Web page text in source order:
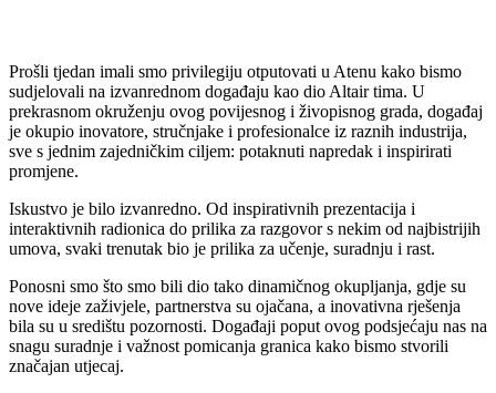
Prošli tjedan imali smo privilegiju otputovati u Atenu kako bismo
sudjelovali na izvanrednom događaju kao dio Altair tima. U
prekrasnom okruženju ovog povijesnog i živopisnog grada, događaj
je okupio inovatore, stručnjake i profesionalce iz raznih industrija,
sve s jednim zajedničkim ciljem: potaknuti napredak i inspirirati
promjene.
Iskustvo je bilo izvanredno. Od inspirativnih prezentacija i
interaktivnih radionica do prilika za razgovor s nekim od najbistrijih
umova, svaki trenutak bio je prilika za učenje, suradnju i rast.
Ponosni smo što smo bili dio tako dinamičnog okupljanja, gdje su
nove ideje zaživjele, partnerstva su ojačana, a inovativna rješenja
bila su u središtu pozornosti. Događaji poput ovog podsjećaju nas na
snagu suradnje i važnost pomicanja granica kako bismo stvorili
značajan utjecaj.